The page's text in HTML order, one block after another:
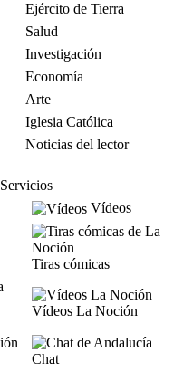
Ejército de Tierra
Salud
Investigación
Economía
Arte
Iglesia Católica
Noticias del lector
Servicios
Vídeos
Tiras cómicas
Vídeos La Noción
Chat